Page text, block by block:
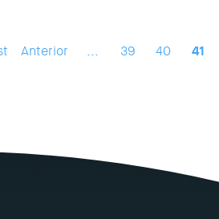
Anterior ... 39 40 41